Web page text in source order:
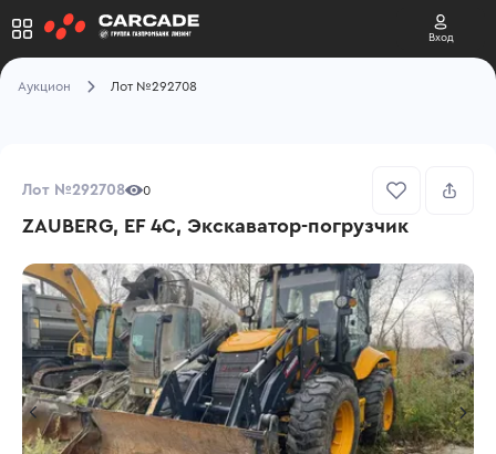
Вход
Аукцион Лот №292708
Лот №292708 0
ZAUBERG, EF 4C, Экскаватор-погрузчик